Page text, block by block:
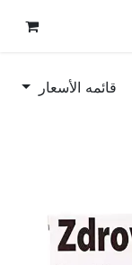
قائمه الأسعار